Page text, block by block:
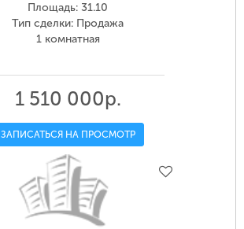
Площадь: 31.10
Тип сделки: Продажа
1 комнатная
1 510 000р.
ЗАПИСАТЬСЯ НА ПРОСМОТР